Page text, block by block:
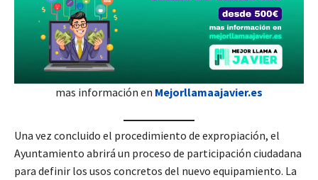
mas información en Mejorllamaajavier.es
Una vez concluido el procedimiento de expropiación, el
Ayuntamiento abrirá un proceso de participación ciudadana
para definir los usos concretos del nuevo equipamiento. La